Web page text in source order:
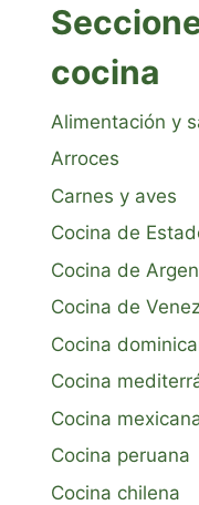
cocina
Alimentación y
Arroces
Carnes y aves
Cocina de
Cocina de
Cocina de
Cocina
Cocina
Cocina
Cocina peruana
Cocina chilena